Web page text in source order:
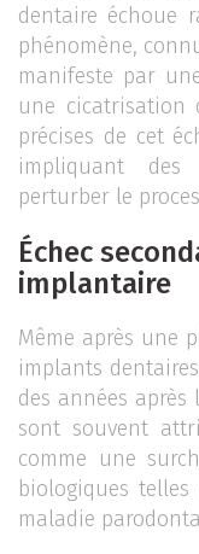
dentaire échoue
phénomène,
manifeste par
une cicatrisation
précises de cet
impliquant
perturber le
Échec
implantaire
Même après une
implants
des années après
sont souvent
comme une
biologiques
maladie